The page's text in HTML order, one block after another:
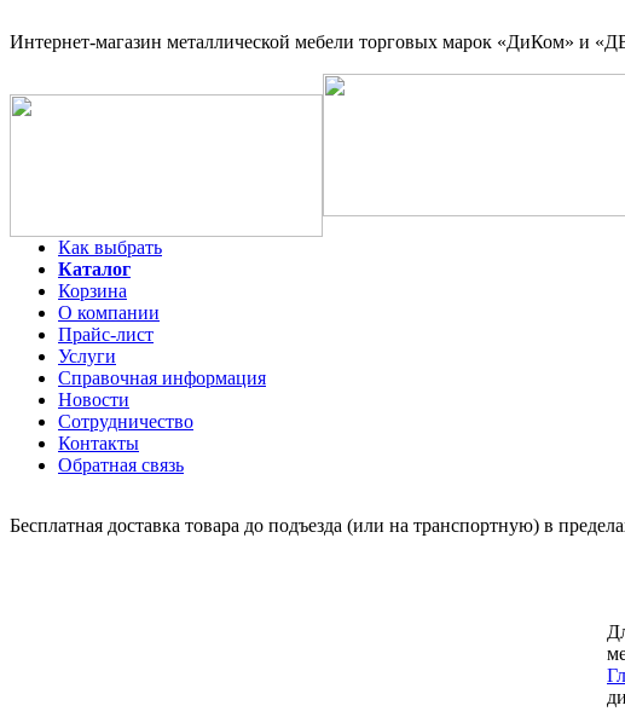
Интернет-магазин металлической мебели торговых марок «ДиКом» и
Как выбрать
Каталог
Корзина
О компании
Прайс-лист
Услуги
Справочная информация
Новости
Сотрудничество
Контакты
Обратная связь
Бесплатная доставка товара до подъезда (или на транспортную) в